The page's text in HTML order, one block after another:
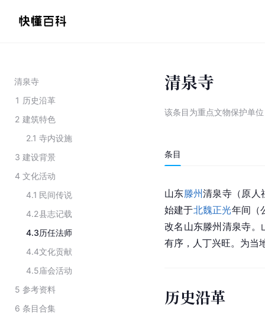
清泉寺
1 历史沿革
2 建筑特色
2.1 寺内设施
3 建设背景
4 文化活动
4.1 民间传说
4.2县志记载
4.3历任法师
4.4文化贡献
4.5庙会活动
5 参考资料
6 条目合集
清泉寺
该条目为重点文物保护单位
条目
山东滕州清泉寺（原人
始建于北魏正光年间（
改名山东滕州清泉寺。
有序，人丁兴旺。为当
历史沿革